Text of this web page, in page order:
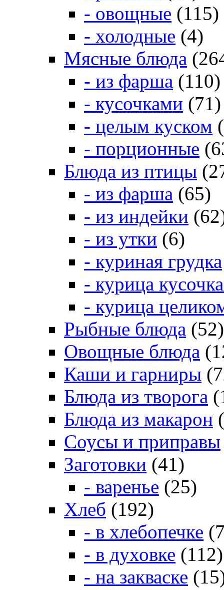
- овощные (115)
- холодные (4)
Мясные блюда
- из фарша (110)
- кусочками (71)
- целым куском
- порционные
Блюда из птицы
- из фарша (65)
- из индейки
- из утки (6)
- куриная грудка
- курица
- курица
Рыбные блюда (52)
Овощные блюда
Каши и гарниры
Блюда из творога
Блюда из макарон
Соусы и приправы
Заготовки (41)
- варенье (25)
Хлеб (192)
- в хлебопечке
- в духовке (112)
- на закваске